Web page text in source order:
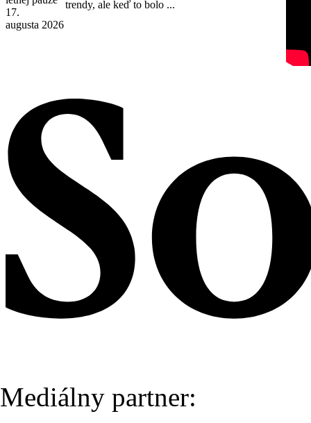
17.
augusta 2026
trendy, ale keď to bolo ...
Mediálny partner: